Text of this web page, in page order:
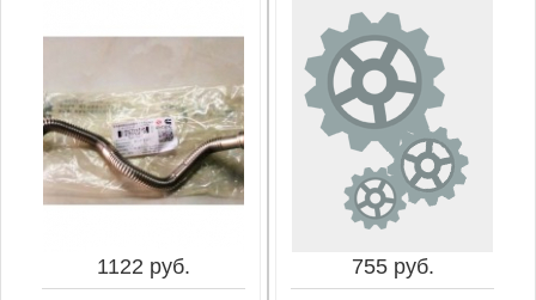
1122 руб. 755 руб.